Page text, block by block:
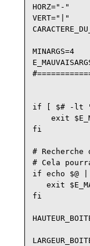
HORZ="-"
VERT="|"
MINARGS=4
if [ $# -lt
exit
fi
# Recherche
# Cela
if echo
exit
fi